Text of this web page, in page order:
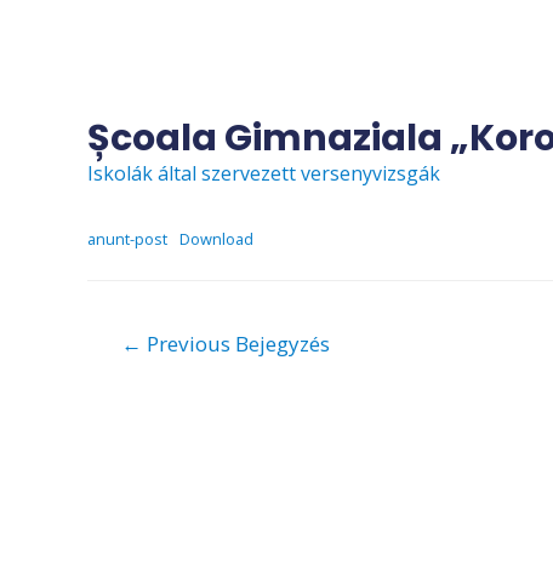
Școala Gimnaziala
Iskolák által szervezett versenyvizsgák
anunt-post Download
Bejegyzés
← Previous Bejegyzés